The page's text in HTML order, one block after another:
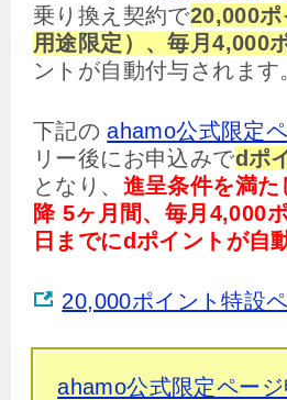
乗り換え契約で20,000ポ
用途限定）、毎月4,000
ントが自動付与されます
下記の ahamo公式限定
リー後にお申込みでdポ
となり、 進呈条件を満た
降 5ヶ月間、毎月4,000
日までにdポイントが自
20,000ポイント特設
ahamo公式限定ページ